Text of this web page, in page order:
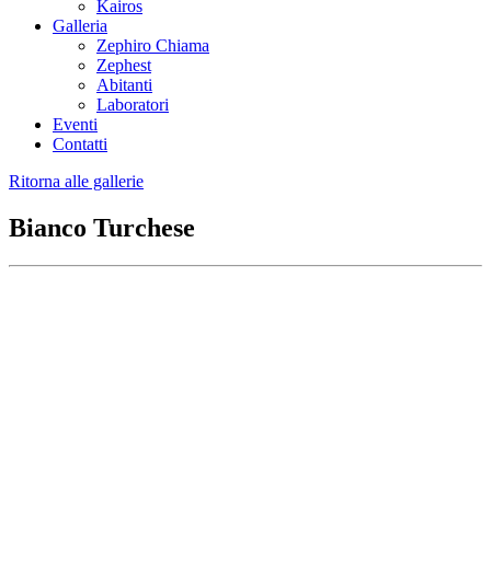
Kairos
Galleria
Zephiro Chiama
Zephest
Abitanti
Laboratori
Eventi
Contatti
Ritorna alle gallerie
Bianco Turchese